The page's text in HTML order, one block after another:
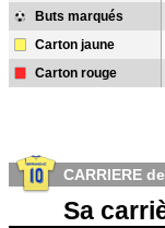
Buts marqués
Carton jaune
Carton rouge
CARRIERE
Sa